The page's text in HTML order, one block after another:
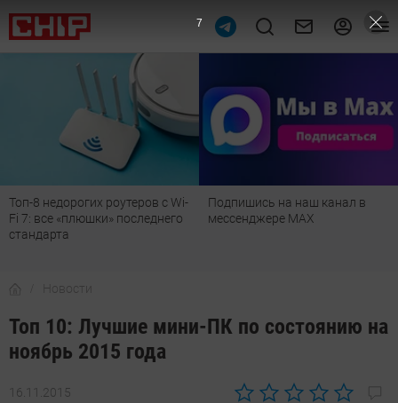
Подпишись на наш канал в
мессенджере МАХ
Рейтинг телевизоров 2026:
лучшие модели для гостиной,
Новости
Топ 10: Лучшие мини-ПК по состоянию на
ноябрь 2015 года
16.11.2015
6